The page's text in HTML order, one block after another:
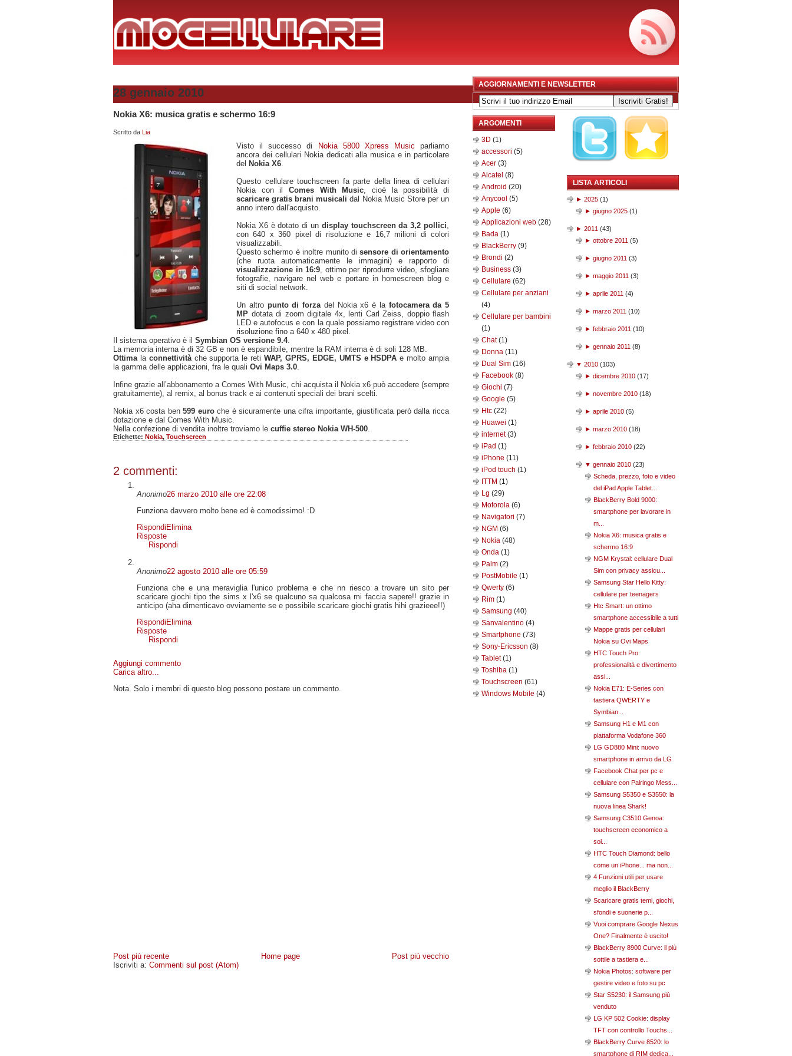
28 gennaio 2010
Nokia X6: musica gratis e schermo 16:9
Scritto da Lia
Visto il successo di Nokia 5800 Xpress Music parliamo
ancora dei cellulari Nokia dedicati alla musica e in particolare
del Nokia X6
Questo cellulare touchscreen fa parte della linea di cellulari
Nokia con il Comes With Music , cioè la possibilità di
scaricare gratis brani musicali dal Nokia Music Store per un
anno intero dall'acquisto.
Nokia X6 è dotato di un display touchscreen da 3,2 pollici
con 640 x 360 pixel di risoluzione e 16,7 milioni di colori
visualizzabili.
Questo schermo è inoltre munito disensore di orientamento
(che ruota automaticamente le immagini) e rapporto di
visualizzazione in 16:9 , ottimo per riprodurre video, sfogliare
fotografie, navigare nel web e portare in homescreen blog e
siti di social network.
Un altro punto di forza del Nokia x6 è la fotocamera da 5
MP dotata di zoom digitale 4x, lenti Carl Zeiss, doppio flash
LED e autofocus e con la quale possiamo registrare video con
risoluzione fino a 640 x 480 pixel.
Il sistema operativo è il Symbian OS versione 9.4.
La memoria interna è di 32 GB e non è espandibile, mentre la RAM interna è di soli 128 MB.
Ottima la connettivitàche supporta le retiWAP, GPRS, EDGE, UMTS e HSDPA e molto ampia
la gamma delle applicazioni, fra le quali Ovi Maps 3.0
Infine grazie all’abbonamento a Comes With Music, chi acquista il Nokia x6 può accedere (sempre
gratuitamente), al remix, al bonus track e ai contenuti speciali dei brani scelti.
Nokia x6 costa ben599 euroche è sicuramente una cifra importante, giustificata però dalla ricca
dotazione e dal Comes With Music.
Nella confezione di vendita inoltre troviamo le cuffie stereo Nokia WH-500
Etichette: Nokia, Touchscreen
2 commenti:
Anonimo26 marzo 2010 alle ore 22:08
Funziona davvero molto bene ed è comodissimo! :D
RispondiElimina
Risposte
Rispondi
Anonimo22 agosto 2010 alle ore 05:59
Funziona che e una meraviglia l'unico problema e che nn riesco a trovare un sito per
scaricare giochi tipo the sims x l'x6 se qualcuno sa qualcosa mi faccia sapere!! grazie in
anticipo (aha dimenticavo ovviamente se e possibile scaricare giochi gratis hihi grazieee!!)
RispondiElimina
Risposte
Rispondi
Aggiungi commento
Carica altro...
Nota. Solo i membri di questo blog possono postare un commento.
Post più recente Post più vecchio
Home page
Iscriviti a: Commenti sul post (Atom)
AGGIORNAMENTI E NEWSLETTER
ARGOMENTI
3D (1)
accessori (5)
Acer (3)
Alcatel (8)
Android (20)
Anycool (5)
Apple (6)
Applicazioni web (28)
Bada (1)
BlackBerry (9)
Brondi (2)
Business (3)
Cellulare (62)
Cellulare per anziani
(4)
Cellulare per bambini
(1)
Chat(1)
Donna (11)
Dual Sim (16)
Facebook (8)
Giochi (7)
Google (5)
Htc (22)
Huawei (1)
internet(3)
iPad (1)
iPhone (11)
iPod touch (1)
ITTM (1)
Lg (29)
Motorola (6)
Navigatori (7)
NGM (6)
Nokia (48)
Onda (1)
Palm (2)
PostMobile (1)
Qwerty (6)
Rim (1)
Samsung (40)
Sanvalentino (4)
Smartphone (73)
Sony-Ericsson (8)
Tablet(1)
Toshiba (1)
Touchscreen (61)
Windows Mobile (4)
LISTA ARTICOLI
► 2025 (1)
► giugno 2025 (1)
► 2011 (43)
► ottobre 2011 (5)
► giugno 2011 (3)
► maggio 2011 (3)
► aprile 2011 (4)
► marzo 2011 (10)
► febbraio 2011 (10)
► gennaio 2011 (8)
▼ 2010 (103)
► dicembre 2010 (17)
► novembre 2010 (18)
► aprile 2010 (5)
► marzo 2010 (18)
► febbraio 2010 (22)
▼ gennaio 2010 (23)
Scheda, prezzo, foto e video
del iPad Apple Tablet...
BlackBerry Bold 9000:
smartphone per lavorare in
m...
Nokia X6: musica gratis e
schermo 16:9
NGM Krystal: cellulare Dual
Sim con privacy assicu...
Samsung Star Hello Kitty:
cellulare per teenagers
Htc Smart: un ottimo
smartphone accessibile a tutti
Mappe gratis per cellulari
Nokia su Ovi Maps
HTC Touch Pro:
professionalità e divertimento
assi...
Nokia E71: E-Series con
tastiera QWERTY e
Symbian...
Samsung H1 e M1 con
piattaforma Vodafone 360
LG GD880 Mini: nuovo
smartphone in arrivo da LG
Facebook Chat per pc e
cellulare con Palringo Mess...
Samsung S5350 e S3550: la
nuova linea Shark!
Samsung C3510 Genoa:
touchscreen economico a
sol...
HTC Touch Diamond: bello
come un iPhone... ma non...
4 Funzioni utili per usare
meglio il BlackBerry
Scaricare gratis temi, giochi,
sfondi e suonerie p...
Vuoi comprare Google Nexus
One? Finalmente è uscito!
BlackBerry 8900 Curve: il più
sottile a tastiera e...
Nokia Photos: software per
gestire video e foto su pc
Star S5230: il Samsung più
venduto
LG KP 502 Cookie: display
TFT con controllo Touchs...
BlackBerry Curve 8520: lo
smartphone di RIM dedica...